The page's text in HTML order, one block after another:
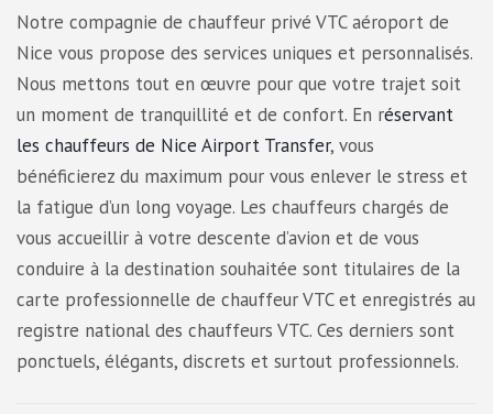
Notre compagnie de chauffeur privé VTC aéroport de
Nice vous propose des services uniques et personnalisés.
Nous mettons tout en œuvre pour que votre trajet soit
un moment de tranquillité et de confort. En réservant
les chauffeurs de Nice Airport Transfer, vous
bénéficierez du maximum pour vous enlever le stress et
la fatigue d’un long voyage. Les chauffeurs chargés de
vous accueillir à votre descente d’avion et de vous
conduire à la destination souhaitée sont titulaires de la
carte professionnelle de chauffeur VTC et enregistrés au
registre national des chauffeurs VTC. Ces derniers sont
ponctuels, élégants, discrets et surtout professionnels.